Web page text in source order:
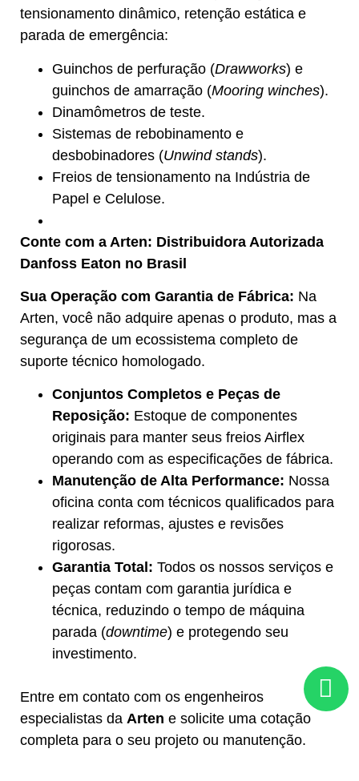
tensionamento dinâmico, retenção estática e
parada de emergência:
Guinchos de perfuração (Drawworks) e
guinchos de amarração (Mooring winches).
Dinamômetros de teste.
Sistemas de rebobinamento e
desbobinadores (Unwind stands).
Freios de tensionamento na Indústria de
Papel e Celulose.
Conte com a Arten: Distribuidora Autorizada
Danfoss Eaton no Brasil
Sua Operação com Garantia de Fábrica: Na
Arten, você não adquire apenas o produto, mas a
segurança de um ecossistema completo de
suporte técnico homologado.
Conjuntos Completos e Peças de
Reposição: Estoque de componentes
originais para manter seus freios Airflex
operando com as especificações de fábrica.
Manutenção de Alta Performance: Nossa
oficina conta com técnicos qualificados para
realizar reformas, ajustes e revisões
rigorosas.
Garantia Total: Todos os nossos serviços e
peças contam com garantia jurídica e
técnica, reduzindo o tempo de máquina
parada (downtime) e protegendo seu
investimento.
Entre em contato com os engenheiros
especialistas da Arten e solicite uma cotação
completa para o seu projeto ou manutenção.